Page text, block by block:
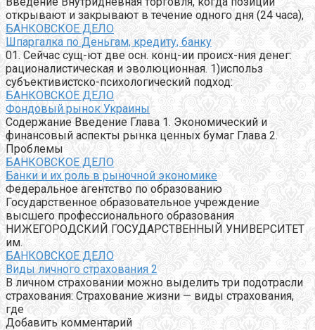
открывают и закрывают в течение одного дня (24 часа),
БАНКОВСКОЕ ДЕЛО
Шпаргалка по Деньгам, кредиту, банку
01. Сейчас сущ-ют две осн. конц-ии происх-ния денег:
рационалистическая и эволюционная. 1)использ
субъективистско-психологический подход:
БАНКОВСКОЕ ДЕЛО
Фондовый рынок Украины
Содержание Введение Глава 1. Экономический и
финансовый аспекты рынка ценных бумаг Глава 2.
Проблемы
БАНКОВСКОЕ ДЕЛО
Банки и их роль в рыночной экономике
Федеральное агентство по образованию
Государственное образовательное учреждение
высшего профессионального образования
НИЖЕГОРОДСКИЙ ГОСУДАРСТВЕННЫЙ УНИВЕРСИТЕТ
им.
БАНКОВСКОЕ ДЕЛО
Виды личного страхования 2
В личном страховании можно выделить три подотрасли
страхования: Страхование жизни — виды страхования,
где
Добавить комментарий